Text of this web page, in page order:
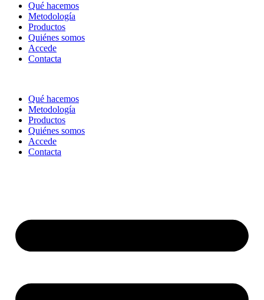
Qué hacemos
Metodología
Productos
Quiénes somos
Accede
Contacta
Qué hacemos
Metodología
Productos
Quiénes somos
Accede
Contacta